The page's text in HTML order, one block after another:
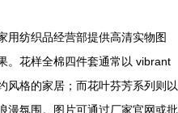
用纺织品经营部提供高清实物图
。花样全棉四件套通常以 vibrant
风格的家居；而花叶芬芳系列则以
漫氛围。图片可通过厂家官网或批